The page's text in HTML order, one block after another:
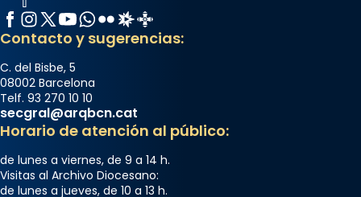
Facebook
Instagram
X / Twitter
YouTube
WhatsApp
FlickrRadio Estel
Catalunya Cristiana
Contacto y sugerencias:
C. del Bisbe, 5
08002 Barcelona
Telf. 93 270 10 10
secgral@arqbcn.cat
Horario de atención al público:
de lunes a viernes, de 9 a 14 h.
Visitas al Archivo Diocesano:
de lunes a jueves, de 10 a 13 h.